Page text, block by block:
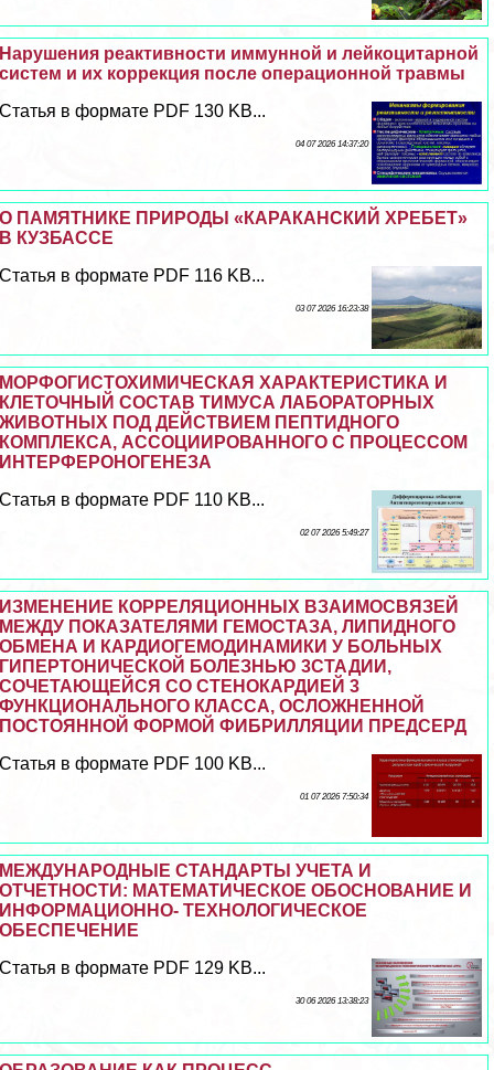
Нарушения реактивности иммунной и лейкоцитарной
систем и их коррекция после операционной травмы
Статья в формате PDF 130 KB...
04 07 2026 14:37:20
О ПАМЯТНИКЕ ПРИРОДЫ «КАРАКАНСКИЙ ХРЕБЕТ»
В КУЗБАССЕ
Статья в формате PDF 116 KB...
03 07 2026 16:23:38
МОРФОГИСТОХИМИЧЕСКАЯ ХАРАКТЕРИСТИКА И
КЛЕТОЧНЫЙ СОСТАВ ТИМУСА ЛАБОРАТОРНЫХ
ЖИВОТНЫХ ПОД ДЕЙСТВИЕМ ПЕПТИДНОГО
КОМПЛЕКСА, АССОЦИИРОВАННОГО С ПРОЦЕССОМ
ИНТЕРФЕРОНОГЕНЕЗА
Статья в формате PDF 110 KB...
02 07 2026 5:49:27
ИЗМЕНЕНИЕ КОРРЕЛЯЦИОННЫХ ВЗАИМОСВЯЗЕЙ
МЕЖДУ ПОКАЗАТЕЛЯМИ ГЕМОСТАЗА, ЛИПИДНОГО
ОБМЕНА И КАРДИОГЕМОДИНАМИКИ У БОЛЬНЫХ
ГИПЕРТОНИЧЕСКОЙ БОЛЕЗНЬЮ 3СТАДИИ,
СОЧЕТАЮЩЕЙСЯ СО СТЕНОКАРДИЕЙ 3
ФУНКЦИОНАЛЬНОГО КЛАССА, ОСЛОЖНЕННОЙ
ПОСТОЯННОЙ ФОРМОЙ ФИБРИЛЛЯЦИИ ПРЕДСЕРД
Статья в формате PDF 100 KB...
01 07 2026 7:50:34
МЕЖДУНАРОДНЫЕ СТАНДАРТЫ УЧЕТА И
ОТЧЕТНОСТИ: МАТЕМАТИЧЕСКОЕ ОБОСНОВАНИЕ И
ИНФОРМАЦИОННО- ТЕХНОЛОГИЧЕСКОЕ
ОБЕСПЕЧЕНИЕ
Статья в формате PDF 129 KB...
30 06 2026 13:38:23